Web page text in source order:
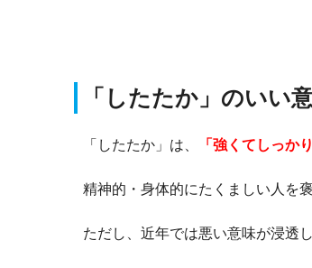
「したたか」のいい
「したたか」は、 「強くてしっか
精神的・身体的にたくましい人を
ただし、近年では悪い意味が浸透